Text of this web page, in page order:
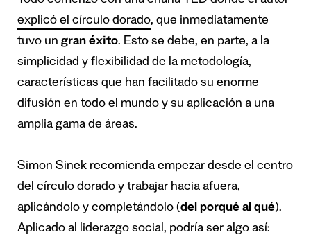
explicó el círculo dorado, que inmediatamente
tuvo un gran éxito. Esto se debe, en parte, a la
simplicidad y flexibilidad de la metodología,
características que han facilitado su enorme
difusión en todo el mundo y su aplicación a una
amplia gama de áreas.
Simon Sinek recomienda empezar desde el centro
del círculo dorado y trabajar hacia afuera,
aplicándolo y completándolo (del porqué al qué).
Aplicado al liderazgo social, podría ser algo así: